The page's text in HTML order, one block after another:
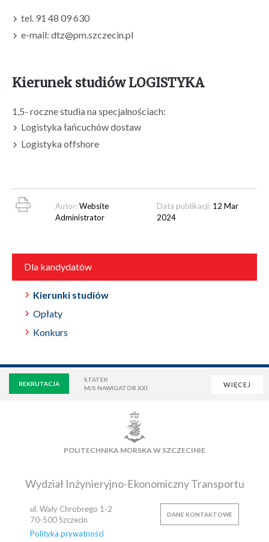
Dla kandydatów
Kierunki studiów
Opłaty
Konkurs
tel. 91 48 09 630
e-mail: dtz@pm.szczecin.pl
Kierunek studiów LOGISTYKA
1,5- roczne studia na specjalnościach:
Logistyka łańcuchów dostaw
Logistyka offshore
Autor:Website
Administrator
Data publikacji: 12 Mar
2024
WIĘCEJ
REKRUTACJA
STATEK
M/S NAWIGATOR XXI
NAUKOWA BAZA DANYCH
OSIEDLE AKADEMICKIE PŁYWALNIA KLUB AZS
POLITECHNIKA MORSKA W SZCZECINIE
Wydział Inżynieryjno-Ekonomiczny Transportu
ul. Wały Chrobrego 1-2
70-500Szczecin
Polityka prywatności
DANE KONTAKTOWE